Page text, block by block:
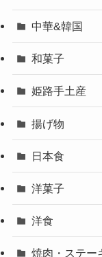
中華&韓国
和菓子
姫路手土産
揚げ物
日本食
洋菓子
洋食
焼肉・ステー